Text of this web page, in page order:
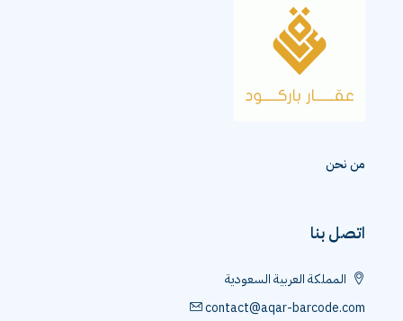
من نحن
اتصل بنا
المملكة العربية السعودية
contact@aqar-barcode.com